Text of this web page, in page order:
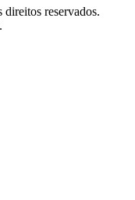
reservados.